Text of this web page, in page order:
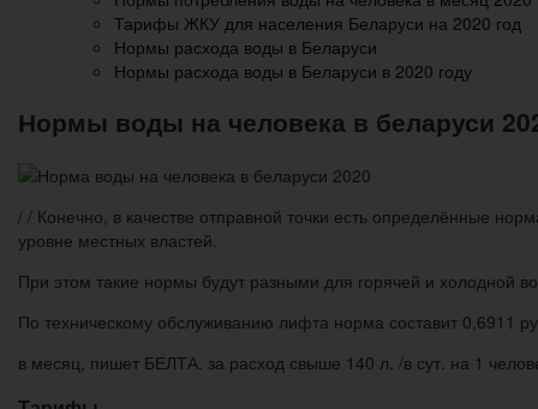
Тарифы ЖКУ для населения Беларуси на 2020 год
Нормы расхода воды в Беларуси
Нормы расхода воды в Беларуси в 2020 году
Нормы воды на человека в беларуси
/ / Конечно, в качестве отправной точки есть определённые
уровне местных властей.
При этом такие нормы будут разными для горячей и холодной
По техническому обслуживанию лифта норма составит 0,6911
в месяц, пишет БЕЛТА. за расход свыше 140 л. /в сут. на 1